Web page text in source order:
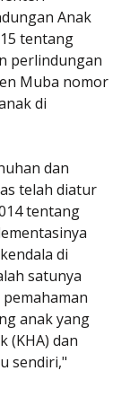
Anak
tentang
perlindungan
Muba nomor
di
dan
telah diatur
tentang
di
satunya
anak yang
(KHA) dan
sendiri,"